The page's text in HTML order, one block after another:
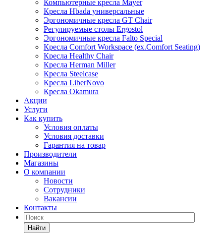
Компьютерные кресла Mayer
Кресла Hbada универсальные
Эргономичные кресла GT Chair
Регулируемые столы Ergostol
Эргономичные кресла Falto Special
Кресла Comfort Workspace (ex.Comfort Seating)
Кресла Healthy Chair
Кресла Herman Miller
Кресла Steelcase
Кресла LiberNovo
Кресла Okamura
Акции
Услуги
Как купить
Условия оплаты
Условия доставки
Гарантия на товар
Производители
Магазины
О компании
Новости
Сотрудники
Вакансии
Контакты
Найти